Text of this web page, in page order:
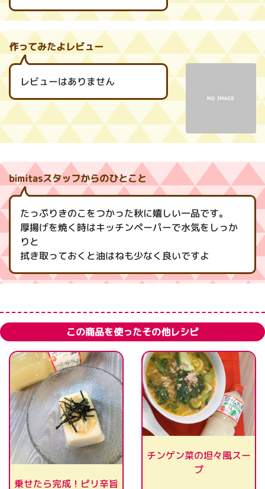
作ってみたよレビュー
レビューはありません
bimitasスタッフからのひとこと
たっぷりきのこをつかった秋に嬉しい一品です。
厚揚げを焼く時はキッチンペーパーで水気をしっか
りと
拭き取っておくと油はねも少なく良いですよ
この商品を使ったその他レシピ
乗せたら完成！ピリ辛旨
チンゲン菜の坦々風スー
プ